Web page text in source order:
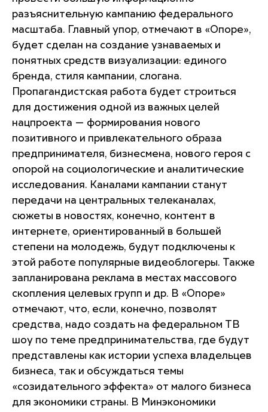
разъяснительную кампанию федерального
масштаба. Главный упор, отмечают в «Опоре»,
будет сделан на создание узнаваемых и
понятных средств визуализации: единого
бренда, стиля кампании, слогана.
Пропагандистская работа будет строиться
для достижения одной из важных целей
нацпроекта — формирования нового
позитивного и привлекательного образа
предпринимателя, бизнесмена, нового героя с
опорой на социологические и аналитические
исследования. Каналами кампании станут
передачи на центральных телеканалах,
сюжеты в новостях, конечно, контент в
интернете, ориентированный в большей
степени на молодежь, будут подключены к
этой работе популярные видеоблогеры. Также
запланирована реклама в местах массового
скопления целевых групп и др. В «Опоре»
отмечают, что, если, конечно, позволят
средства, надо создать на федеральном ТВ
шоу по теме предпринимательства, где будут
представлены как истории успеха владельцев
бизнеса, так и обсуждаться темы
«созидательного эффекта» от малого бизнеса
для экономики страны. В Минэкономики